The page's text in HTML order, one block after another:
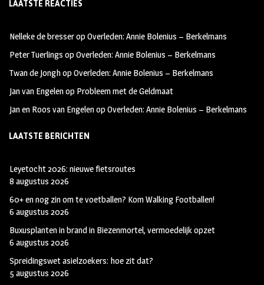
b
oo
k
ag
m
tt
LAATSTE REACTIES
Nelleke de bresseropOverleden: Annie Bolenius – Berkelmans
Peter Tuerlings opOverleden: Annie Bolenius – Berkelmans
Twan de JonghopOverleden: Annie Bolenius – Berkelmans
Jan van Engelenop Probleem met de Geldmaat
Jan en Roos van EngelenopOverleden: Annie Bolenius – Berkelmans
LAATSTE BERICHTEN
Leyetocht 2026: nieuwe fietsroutes
8 augustus 2026
60+ en nog zin om te voetballen? Kom Walking Footballen!
6 augustus 2026
Buxusplanten in brand in Biezenmortel, vermoedelijk opzet
6 augustus 2026
Spreidingswet asielzoekers: hoe zit dat?
5 augustus 2026